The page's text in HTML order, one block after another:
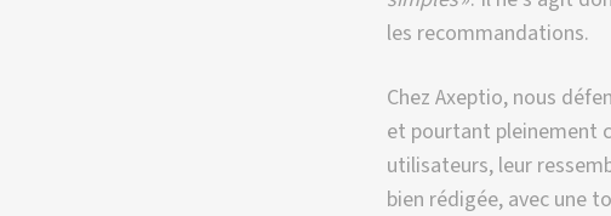
les recommandations.
Chez Axeptio, nous
et pourtant pleinement
utilisateurs, leur
bien rédigée, avec une